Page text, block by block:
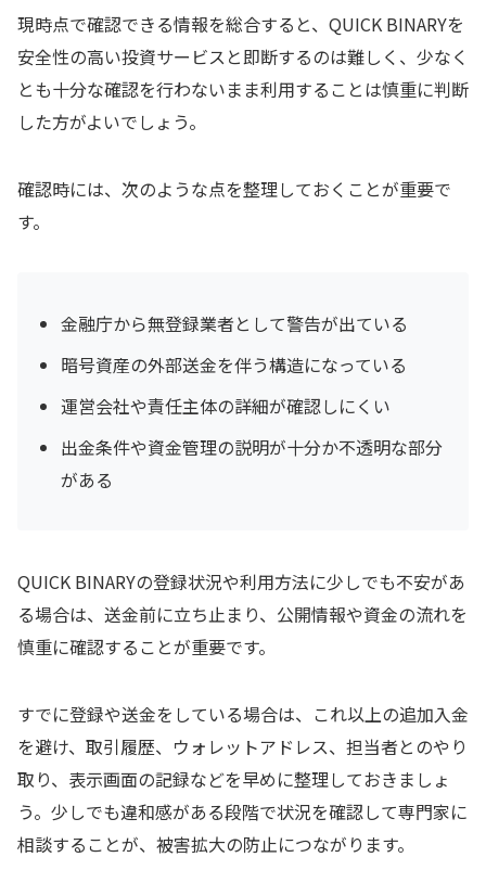
現時点で確認できる情報を総合すると、QUICK BINARYを
安全性の高い投資サービスと即断するのは難しく、少なく
とも十分な確認を行わないまま利用することは慎重に判断
した方がよいでしょう。
確認時には、次のような点を整理しておくことが重要で
す。
金融庁から無登録業者として警告が出ている
暗号資産の外部送金を伴う構造になっている
運営会社や責任主体の詳細が確認しにくい
出金条件や資金管理の説明が十分か不透明な部分
がある
QUICK BINARYの登録状況や利用方法に少しでも不安があ
る場合は、送金前に立ち止まり、公開情報や資金の流れを
慎重に確認することが重要です。
すでに登録や送金をしている場合は、これ以上の追加入金
を避け、取引履歴、ウォレットアドレス、担当者とのやり
取り、表示画面の記録などを早めに整理しておきましょ
う。少しでも違和感がある段階で状況を確認して専門家に
相談することが、被害拡大の防止につながります。